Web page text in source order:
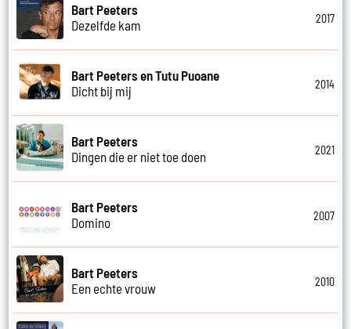
Bart Peeters
Dezelfde kam
2017
Bart Peeters en Tutu Puoane
Dicht bij mij
2014
Bart Peeters
Dingen die er niet toe doen
2021
Bart Peeters
Domino
2007
Bart Peeters
Een echte vrouw
2010